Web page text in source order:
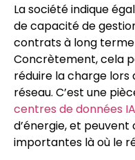
La société indique
de capacité de
contrats à long terme
Concrètement, cela
réduire la charge lors
réseau. C’est une
centres de données IA
d’énergie, et
importantes là où le